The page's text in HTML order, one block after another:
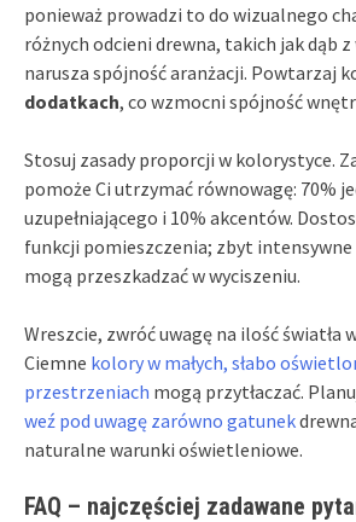
ponieważ prowadzi to do wizualnego
różnych odcieni drewna, takich jak dąb
narusza spójność aranżacji. Powtarzaj
dodatkach, co wzmocni spójność
Stosuj zasady proporcji w kolorystyce.
pomoże Ci utrzymać równowagę: 70%
uzupełniającego i 10% akcentów.
funkcji pomieszczenia; zbyt
mogą przeszkadzać w wyciszeniu.
Wreszcie, zwróć uwagę na ilość światła
Ciemne kolory w małych, słabo
przestrzeniach mogą przytłaczać.
weź pod uwagę zarówno gatunek
naturalne warunki oświetleniowe.
FAQ – najczęściej zadawane